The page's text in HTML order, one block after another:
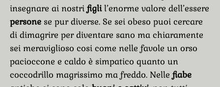
insegnare ai nostri figlil’enorme valore dell’essere
persone se pur diverse. Se sei obeso puoi cercare
di dimagrire per diventare sano ma chiaramente
sei meraviglioso cosi come nelle favole un orso
pacioccone e caldo è simpatico quanto un
coccodrillo magrissimo ma freddo. Nelle fiabe